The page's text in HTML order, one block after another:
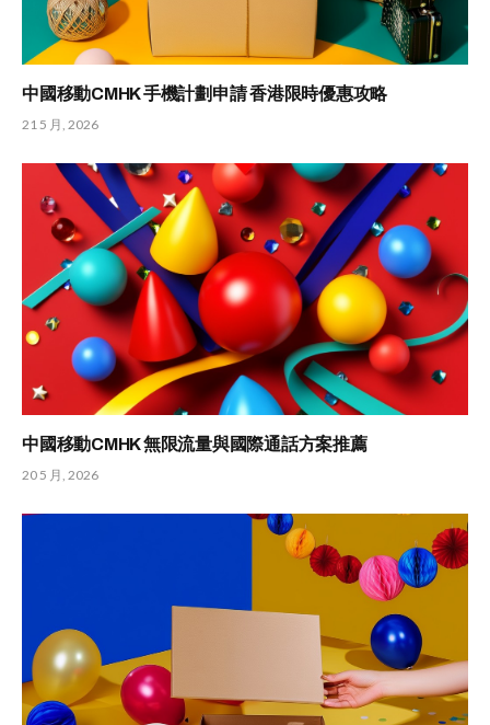
中國移動CMHK 手機計劃申請 香港限時優惠攻略
21 5 月, 2026
中國移動CMHK 無限流量與國際通話方案推薦
20 5 月, 2026